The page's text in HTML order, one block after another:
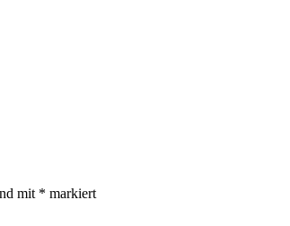
mit * markiert